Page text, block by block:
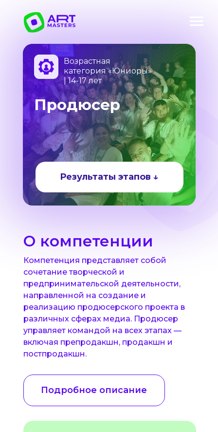
Продюсер
Возрастная
категория «Юниоры»
| 14-17 лет
Результаты этапов ↓
О компетенции
Подробное описание
Компетенция представляет собой
сочетание творческой и
предпринимательской деятельности,
направленной на создание и
реализацию продюсерского проекта в
различных сферах медиа. Продюсер
управляет командой на всех этапах —
включая препродакшн, продакшн и
постпродакшн.